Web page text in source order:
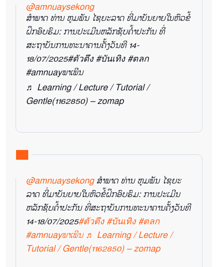
@amnuaysekong
ສຳພາດ ທ່ານ ຫູມພັນ ໄຊຍະລາດ ທີ່ມາບັນຍາຍໃນຫົວຂໍ້
ຝຶກອົບຮົມ: ການປະເມີນຫລັກຊັບຄໍ້າປະກັນ ທີ່
ສະຖາບັນການທະນາຄານຄັ້ງວັນທີ 14-
18/07/2025#ตัวตึง #บันเทิง #ตลก
#amnuayພາເພີນ
♬ Learning / Lecture / Tutorial /
Gentle(1162850) – zomap
@amnuaysekongສຳພາດ ທ່ານ ຫູມພັນ ໄຊຍະ
ລາດ ທີ່ມາບັນຍາຍໃນຫົວຂໍ້ຝຶກອົບຮົມ: ການປະເມີນ
ຫລັກຊັບຄໍ້າປະກັນ ທີ່ສະຖາບັນການທະນາຄານຄັ້ງວັນທີ
14-18/07/2025#ตัวตึง #บันเทิง #ตลก
#amnuayພາເພີນ ♬ Learning / Lecture /
Tutorial / Gentle(1162850) – zomap